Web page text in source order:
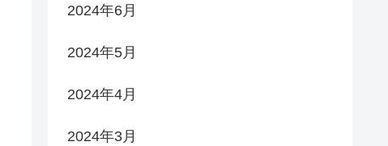
2024年6月
2024年5月
2024年4月
2024年3月